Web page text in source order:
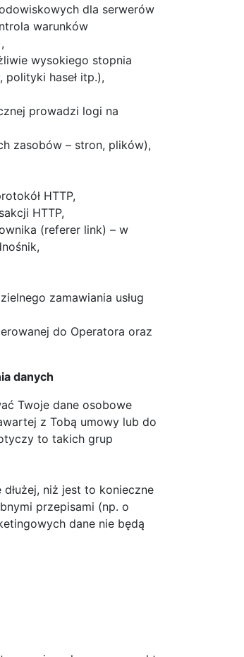
dla serwerów
warunków
wysokiego stopnia
haseł itp.),
prowadzi logi na
zasobów – stron, plików),
HTTP,
HTTP,
(referer link) – w
zamawiania usług
do Operatora oraz
danych
Twoje dane osobowe
z Tobą umowy lub do
to takich grup
niż jest to konieczne
przepisami (np. o
dane nie będą